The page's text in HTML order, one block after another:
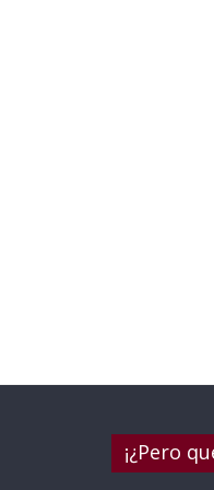
¡¿Pero